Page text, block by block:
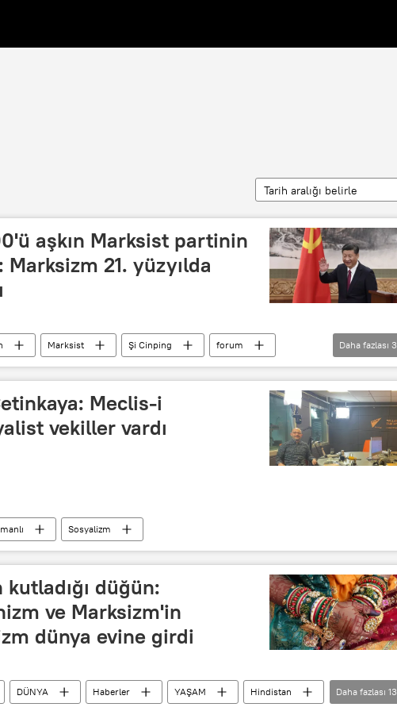
Tarih aralığı belirle
aşkın Marksist partinin
21. yüzyılda
Marksist Şi Cinping
forum
(ÇKP) Siyasi parti
Daha fazlası 3
Meclis-i
vekiller vardı
Sosyalizm
kutladığı düğün:
ve Marksizm'in
dünya evine girdi
DÜNYA Haberler YAŞAM
Hindistan
Daha fazlası 13